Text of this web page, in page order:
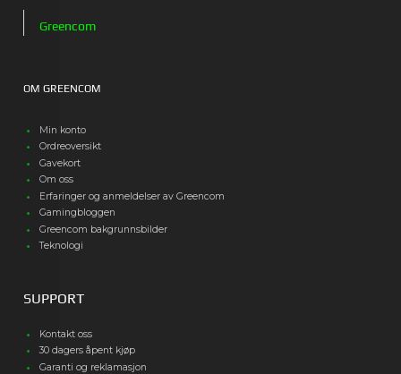
Greencom
OM GREENCOM
Min konto
Ordreoversikt
Gavekort
Om oss
Erfaringer og anmeldelser av Greencom
Gamingbloggen
Greencom bakgrunnsbilder
Teknologi
SUPPORT
Kontakt oss
30 dagers åpent kjøp
Garanti og reklamasjon